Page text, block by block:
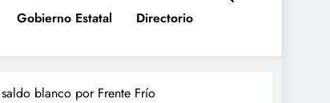
Gobierno Estatal Directorio
blanco por Frente Frío